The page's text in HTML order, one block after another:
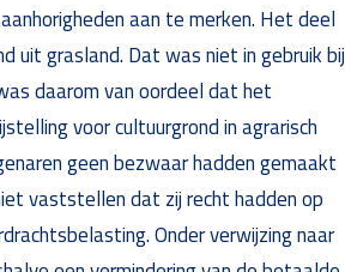
aan te merken. Het deel
uit grasland. Dat was niet in gebruik bij
daarom van oordeel dat het
voor cultuurgrond in agrarisch
geen bezwaar hadden gemaakt
vaststellen dat zij recht hadden op
Onder verwijzing naar